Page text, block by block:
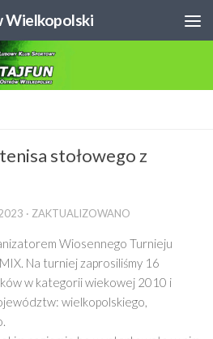
Wielkopolski
stołowego z
· ZAKTUALIZOWANO
Wiosennego Turnieju
Na turniej zaprosiliśmy 16
w kategorii wiekowej 2010 i
wielkopolskiego,